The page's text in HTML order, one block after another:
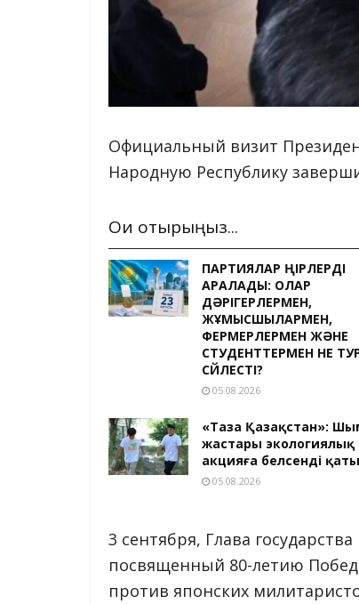
Официальный визит
Народную Республику
Оқи отырыңыз...
ПАРТИЯЛАР ӨҢІРЛЕРДІ
АРАЛАДЫ: ОЛАР
ДӘРІГЕРЛЕРМЕН,
ЖҰМЫСШЫЛАРМЕН,
ФЕРМЕРЛЕРМЕН ЖӘНЕ
СТУДЕНТТЕРМЕН НЕ
СӨЙЛЕСТІ?
05.08.2026
«Таза Қазақстан»:
жастары экологиялық
акцияға белсенді
05.08.2026
3 сентября, Глава
посвященный 80-летию
против японских